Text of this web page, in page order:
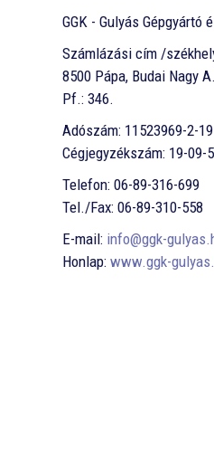
GGK - Gulyás Gépgyártó
Számlázási cím /
8500 Pápa, Budai Nagy
Pf.: 346.
Adószám: 11523969-2-19
Cégjegyzékszám: 19-09-
Telefon: 06-89-316-699
Tel./Fax: 06-89-310-558
E-mail: info@ggk-
Honlap: www.ggk-